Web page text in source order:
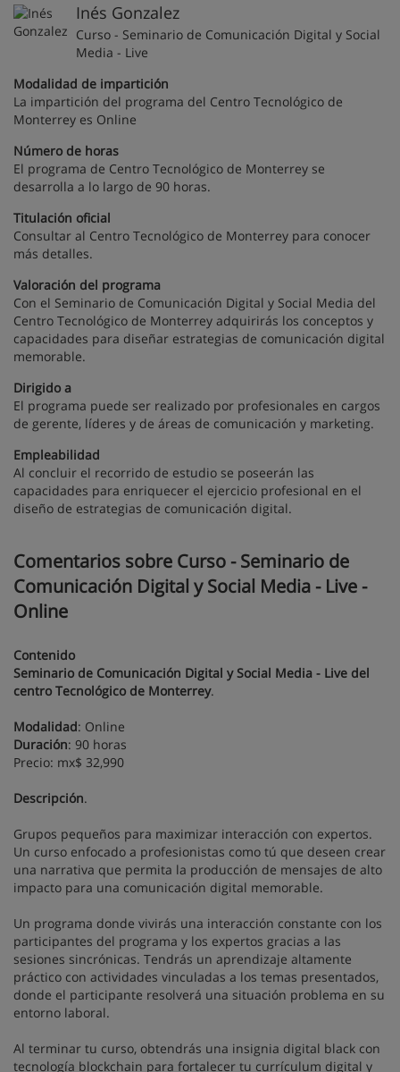
Inés Gonzalez
Curso - Seminario de Comunicación Digital y Social
Media - Live
Modalidad de impartición
La impartición del programa del Centro Tecnológico de
Monterrey es Online
Número de horas
El programa de Centro Tecnológico de Monterrey se
desarrolla a lo largo de 90 horas.
Titulación oficial
Consultar al Centro Tecnológico de Monterrey para conocer
más detalles.
Valoración del programa
Con el Seminario de Comunicación Digital y Social Media del
Centro Tecnológico de Monterrey adquirirás los conceptos y
capacidades para diseñar estrategias de comunicación digital
memorable.
Dirigido a
El programa puede ser realizado por profesionales en cargos
de gerente, líderes y de áreas de comunicación y marketing.
Empleabilidad
Al concluir el recorrido de estudio se poseerán las
capacidades para enriquecer el ejercicio profesional en el
diseño de estrategias de comunicación digital.
Comentarios sobre Curso - Seminario de
Comunicación Digital y Social Media - Live -
Online
Contenido
Seminario de Comunicación Digital y Social Media - Live del
centro Tecnológico de Monterrey.
Modalidad: Online
Duración: 90 horas
Precio: mx$ 32,990
Descripción.
Grupos pequeños para maximizar interacción con expertos.
Un curso enfocado a profesionistas como tú que deseen crear
una narrativa que permita la producción de mensajes de alto
impacto para una comunicación digital memorable.
Un programa donde vivirás una interacción constante con los
participantes del programa y los expertos gracias a las
sesiones sincrónicas. Tendrás un aprendizaje altamente
práctico con actividades vinculadas a los temas presentados,
donde el participante resolverá una situación problema en su
entorno laboral.
Al terminar tu curso, obtendrás una insignia digital black con
tecnología blockchain para fortalecer tu currículum digital y